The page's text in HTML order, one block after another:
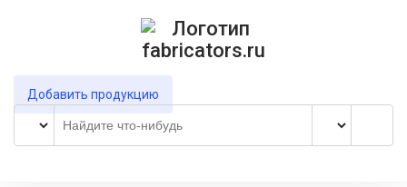
Добавить продукцию